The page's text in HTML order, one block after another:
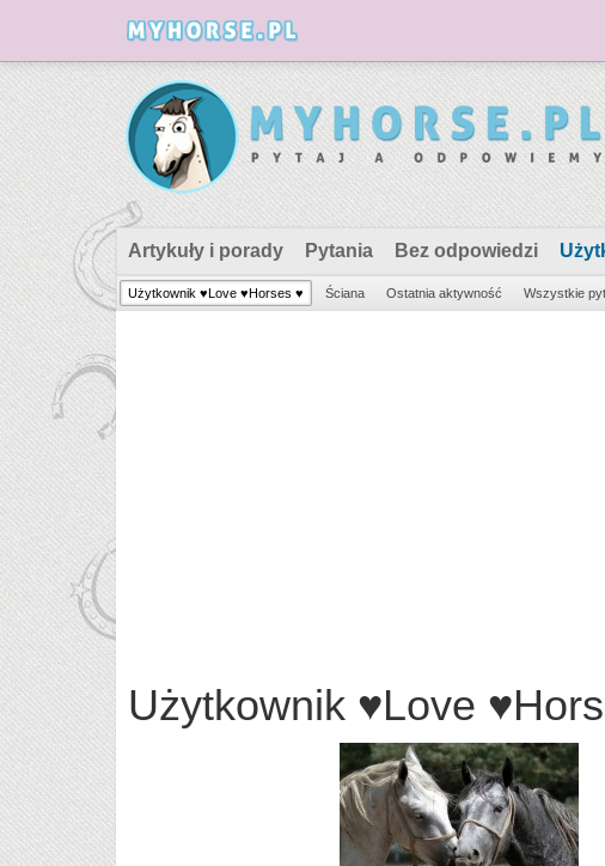
Artykuły i porady Pytania Bez odpowiedzi
Użytkownik ♥Love ♥Horses ♥ Ściana Ostatnia aktywność Wszystkie
Użytkownik ♥Love